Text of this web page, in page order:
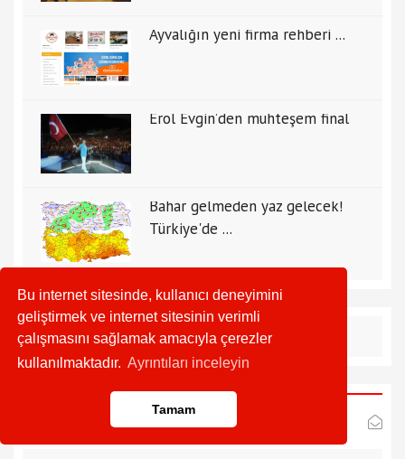
Bu internet sitesinde, kullanıcı deneyimini
geliştirmek ve internet sitesinin verimli
çalışmasını sağlamak amacıyla çerezler
kullanılmaktadır. Ayrıntıları inceleyin
Tamam
Ayvalığın yeni firma rehberi ...
Erol Evgin’den muhteşem final
Bahar gelmeden yaz gelecek!
Türkiye'de ...
E-Bülten Aboneliği